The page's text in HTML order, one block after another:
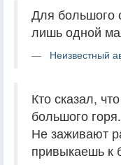
Для большого
лишь одной
Неизвестный
Кто сказал,
большого
Не заживают
привыкаешь к